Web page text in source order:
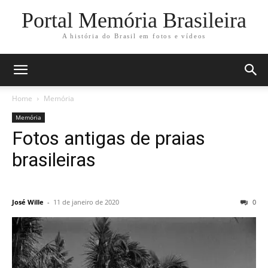
Portal Memória Brasileira
A história do Brasil em fotos e vídeos
Home Memória
Memória
Fotos antigas de praias
brasileiras
José Wille - 11 de janeiro de 2020 0